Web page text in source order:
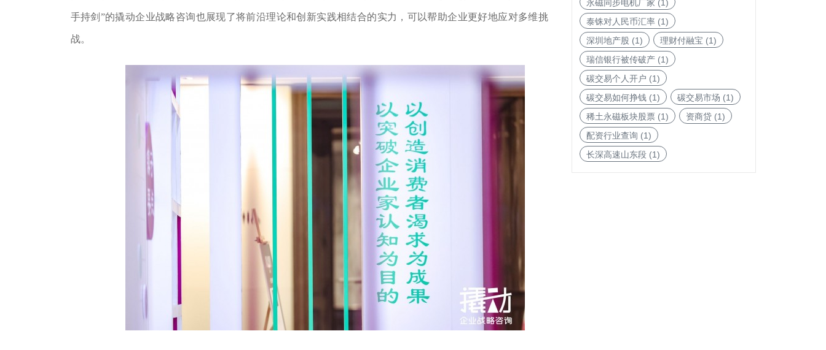
手持剑”的撬动企业战略咨询也展现了将前沿理论和创新实践相结合的实力，可以帮助企业更好地应对多维挑
战。
永磁同步电机厂家 (1)
泰铢对人民币汇率(1)
深圳地产股 (1) 理财付融宝 (1)
瑞信银行被传破产(1)
碳交易个人开户 (1)
碳交易如何挣钱(1) 碳交易市场 (1)
稀土永磁板块股票(1) 资商贷(1)
配资行业查询 (1)
长深高速山东段(1)